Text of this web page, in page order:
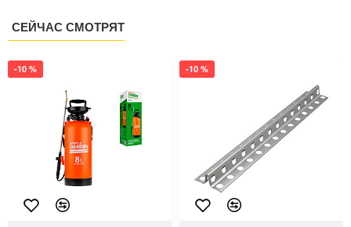
СЕЙЧАС СМОТРЯТ
-10 % -10 %